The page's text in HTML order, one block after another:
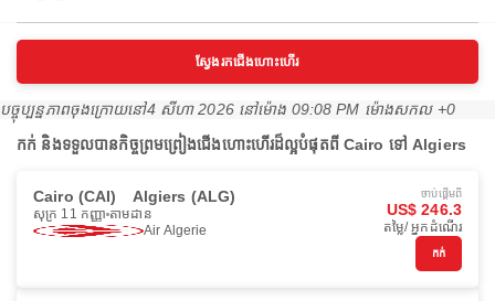
ស្វែងរកជើងហោះហើរ
បច្ចុប្បន្នភាពចុងក្រោយនៅ4 សីហា 2026 នៅ​ម៉ោង 09:08 PM ម៉ោង​សកល +0
កក់ និងទទួលបានកិច្ចព្រមព្រៀងជើងហោះហើរដ៏ល្អបំផុតពី Cairo ទៅ Algiers
Cairo (CAI) Algiers (ALG)
សុក្រ 11 កញ្ញា តាមដាន
Air Algerie
ចាប់ផ្ដើមពី
US$ 246.3
តម្លៃ/ អ្នកដំណើរ
កក់